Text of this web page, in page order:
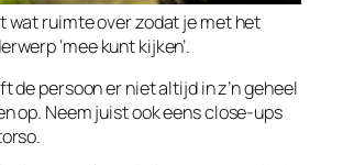
wat ruimte over zodat je met het
‘mee kunt kijken’.
de persoon er niet altijd in z’n geheel
op. Neem juist ook eens close-ups